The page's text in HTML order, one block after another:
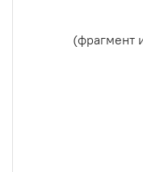
(фрагмент